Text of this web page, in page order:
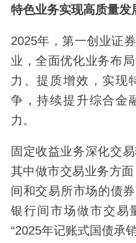
特色业务实现高质量发
2025年，第一创业证
业，全面优化业务布
力、提质增效，实现
争，持续提升综合金
力。
固定收益业务深化交
其中做市交易业务方
间和交易所市场的债
银行间市场做市交易
“2025年记账式国债承